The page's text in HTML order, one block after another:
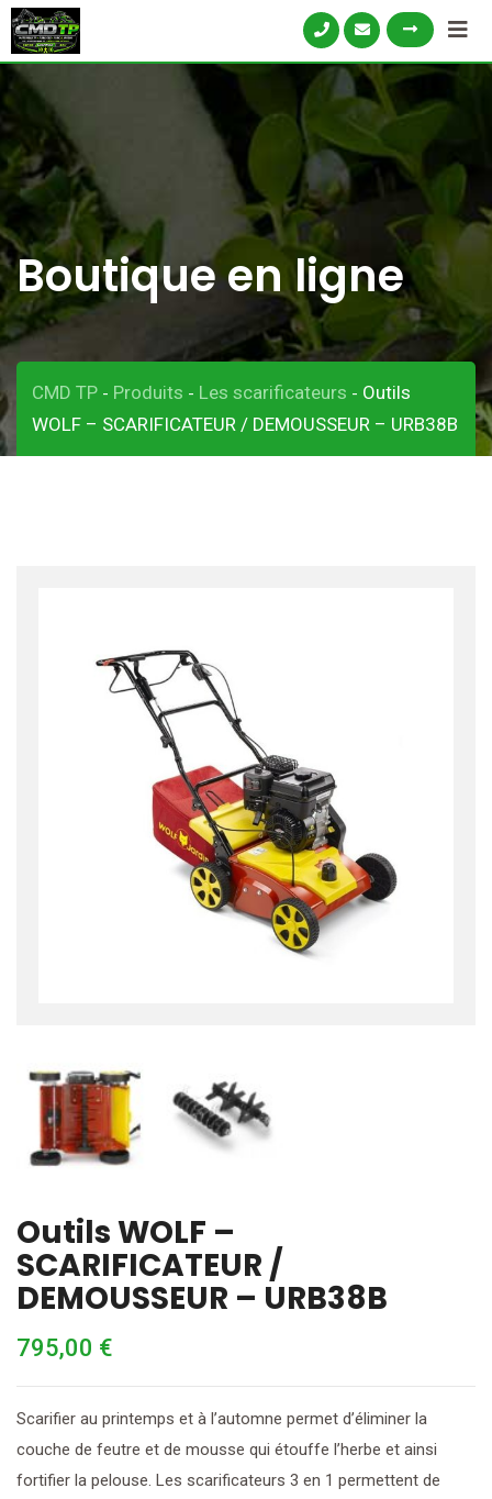
Skip
content
Boutique en ligne
CMD TP - Produits - Les scarificateurs - Outils
WOLF – SCARIFICATEUR / DEMOUSSEUR – URB38B
Outils WOLF –
SCARIFICATEUR /
DEMOUSSEUR – URB38B
795,00 €
Scarifier au printemps et à l’automne permet d’éliminer la
couche de feutre et de mousse qui étouffe l’herbe et ainsi
fortifier la pelouse. Les scarificateurs 3 en 1 permettent de